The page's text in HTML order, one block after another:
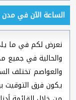
الساعة الآن في
نعرض لكم في ما
والحالية في جميع
والعواصم تختلف
يكون فرق التوقيت